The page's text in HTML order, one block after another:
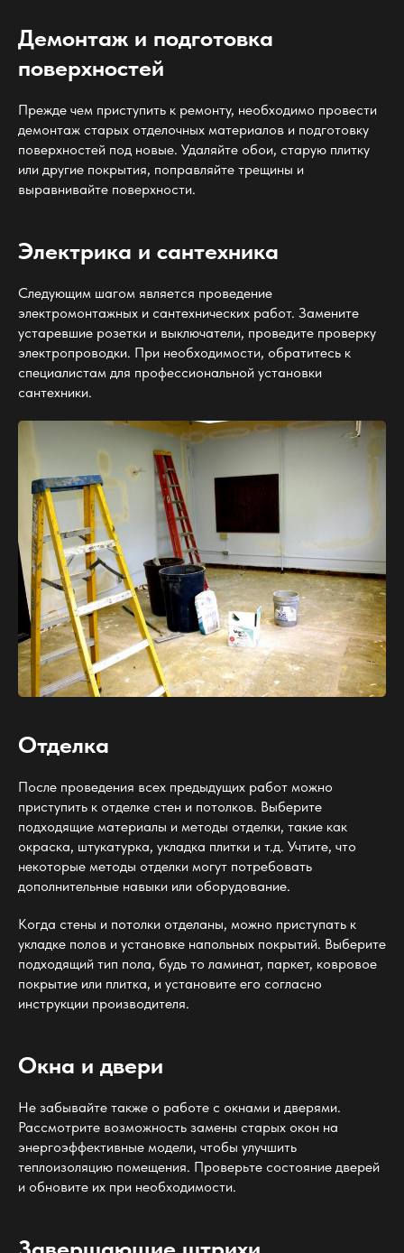
Демонтаж и подготовка
поверхностей
Прежде чем приступить к ремонту, необходимо провести
демонтаж старых отделочных материалов и подготовку
поверхностей под новые. Удаляйте обои, старую плитку
или другие покрытия, поправляйте трещины и
выравнивайте поверхности.
Электрика и сантехника
Следующим шагом является проведение
электромонтажных и сантехнических работ. Замените
устаревшие розетки и выключатели, проведите проверку
электропроводки. При необходимости, обратитесь к
специалистам для профессиональной установки
сантехники.
Отделка
После проведения всех предыдущих работ можно
приступить к отделке стен и потолков. Выберите
подходящие материалы и методы отделки, такие как
окраска, штукатурка, укладка плитки и т.д. Учтите, что
некоторые методы отделки могут потребовать
дополнительные навыки или оборудование.
Когда стены и потолки отделаны, можно приступать к
укладке полов и установке напольных покрытий. Выберите
подходящий тип пола, будь то ламинат, паркет, ковровое
покрытие или плитка, и установите его согласно
инструкции производителя.
Окна и двери
Не забывайте также о работе с окнами и дверями.
Рассмотрите возможность замены старых окон на
энергоэффективные модели, чтобы улучшить
теплоизоляцию помещения. Проверьте состояние дверей
и обновите их при необходимости.